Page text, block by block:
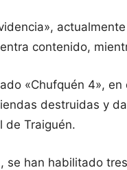
contenido,
«Chufquén 4»,
destruidas y
de Traiguén.
se han habilitado